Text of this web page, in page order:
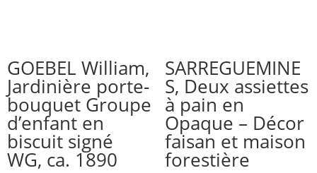
GOEBEL William,
Jardinière porte-
bouquet Groupe
d’enfant en
biscuit signé
WG, ca. 1890
SARREGUEMINE
S, Deux assiettes
à pain en
Opaque – Décor
faisan et maison
forestière